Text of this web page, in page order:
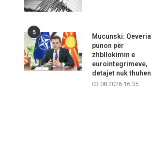
5
Mucunski: Qeveria
punon për
zhbllokimin e
eurointegrimeve,
detajet nuk thuhen
03.08.2026 16:35